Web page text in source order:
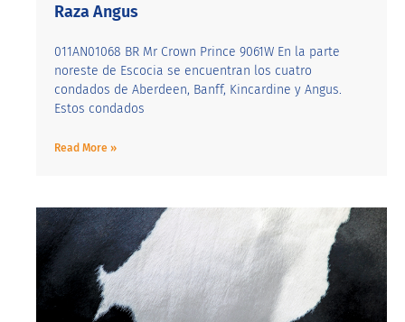
Raza Angus
011AN01068 BR Mr Crown Prince 9061W En la parte
noreste de Escocia se encuentran los cuatro
condados de Aberdeen, Banff, Kincardine y Angus.
Estos condados
Read More »